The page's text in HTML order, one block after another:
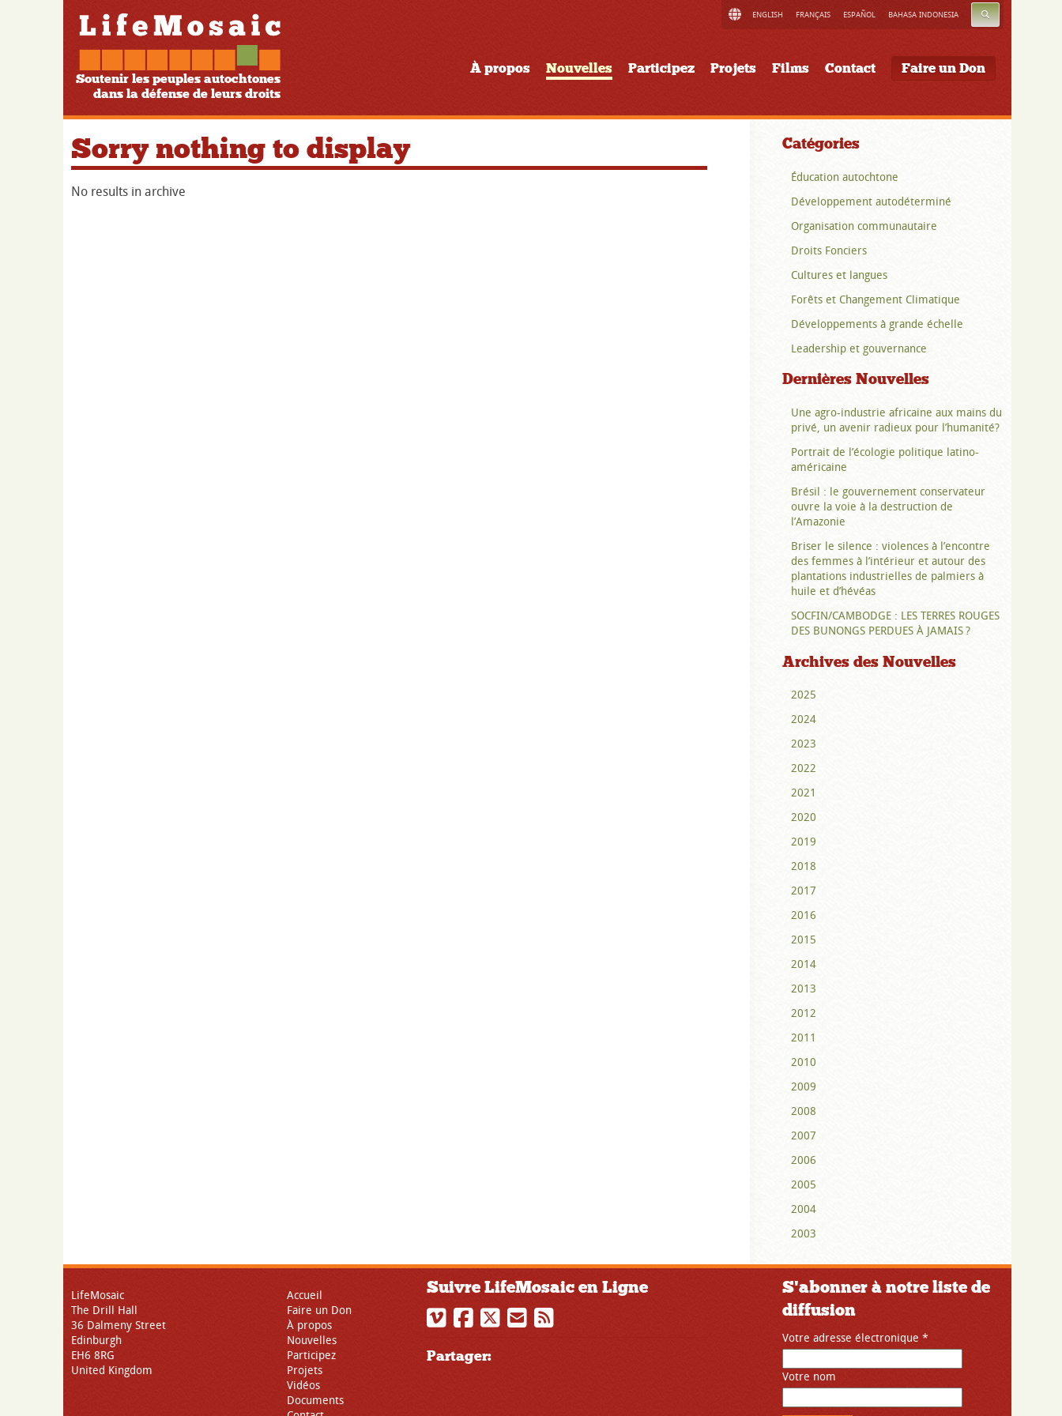
Soutenir les peuples autochtones
dans la défense de leurs droits
ENGLISH FRANÇAIS ESPAÑOL BAHASA INDONESIA RECHERCHE
À propos Nouvelles Participez Projets Films Contact Faire un Don
Sorry nothing to display
No results in archive
Catégories
Éducation autochtone
Développement autodéterminé
Organisation communautaire
Droits Fonciers
Cultures et langues
Forêts et Changement Climatique
Développements à grande échelle
Leadership et gouvernance
Dernières Nouvelles
Une agro-industrie africaine aux mains du
privé, un avenir radieux pour l’humanité?
Portrait de l’écologie politique latino-
américaine
Brésil : le gouvernement conservateur
ouvre la voie à la destruction de
l’Amazonie
Briser le silence : violences à l’encontre
des femmes à l’intérieur et autour des
plantations industrielles de palmiers à
huile et d’hévéas
SOCFIN/CAMBODGE : LES TERRES ROUGES
DES BUNONGS PERDUES À JAMAIS ?
Archives des Nouvelles
2025
2024
2023
2022
2021
2020
2019
2018
2017
2016
2015
2014
2013
2012
2011
2010
2009
2008
2007
2006
2005
2004
2003
LifeMosaic
The Drill Hall
36 Dalmeny Street
Edinburgh
EH6 8RG
United Kingdom
Accueil
Faire un Don
À propos
Nouvelles
Participez
Projets
Vidéos
Documents
Suivre LifeMosaic en Ligne
Partager:
S'abonner à notre liste de
diffusion
Votre adresse électronique *
Votre nom